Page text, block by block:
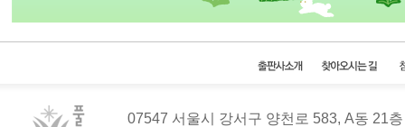
07547 서울시 강서구 양천로 583, A동 21